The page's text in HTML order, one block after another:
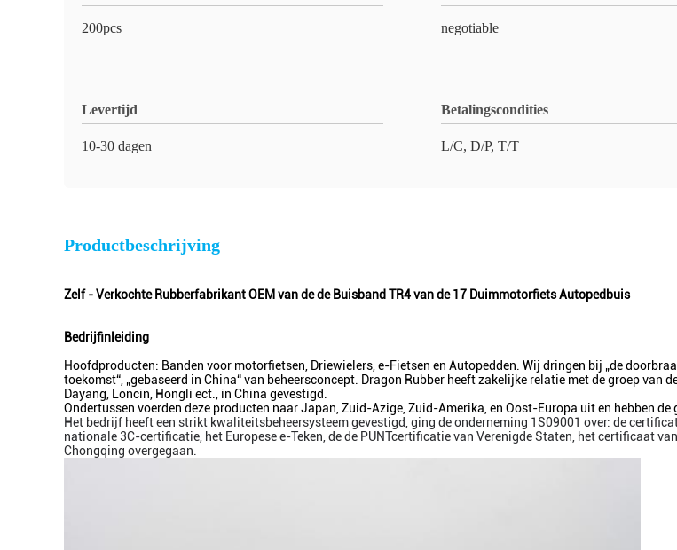
200pcs negotiable
Levertijd
10-30 dagen
Betalingscondities
L/C, D/P, T/T
Productbeschrijving
Zelf - Verkochte Rubberfabrikant OEM van de de Buisband TR4 van de 17 Duimmotorfiets Autopedbuis
Bedrijfinleiding
Hoofdproducten: Banden voor motorfietsen, Driewielers, e-Fietsen en Autopedden. Wij dringen bij „de
toekomst“, „gebaseerd in China“ van beheersconcept. Dragon Rubber heeft zakelijke relatie met de groep
Dayang, Loncin, Hongli ect., in China gevestigd.
Ondertussen voerden deze producten naar Japan, Zuid-Azige, Zuid-Amerika, en Oost-Europa uit en hebben
Het bedrijf heeft een strikt kwaliteitsbeheersysteem gevestigd, ging de onderneming 1S09001 over: de
nationale 3C-certificatie, het Europese e-Teken, de de PUNTcertificatie van Verenigde Staten, het certificaat
Chongqing overgegaan.